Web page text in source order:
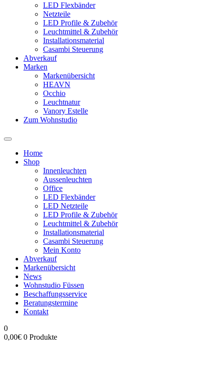
LED Flexbänder
Netzteile
LED Profile & Zubehör
Leuchtmittel & Zubehör
Installationsmaterial
Casambi Steuerung
Abverkauf
Marken
Markenübersicht
HEAVN
Occhio
Leuchtnatur
Vanory Estelle
Zum Wohnstudio
Home
Shop
Innenleuchten
Aussenleuchten
Office
LED Flexbänder
LED Netzteile
LED Profile & Zubehör
Leuchtmittel & Zubehör
Installationsmaterial
Casambi Steuerung
Mein Konto
Abverkauf
Markenübersicht
News
Wohnstudio Füssen
Beschaffungsservice
Beratungstermine
Kontakt
0
0,00€ 0 Produkte